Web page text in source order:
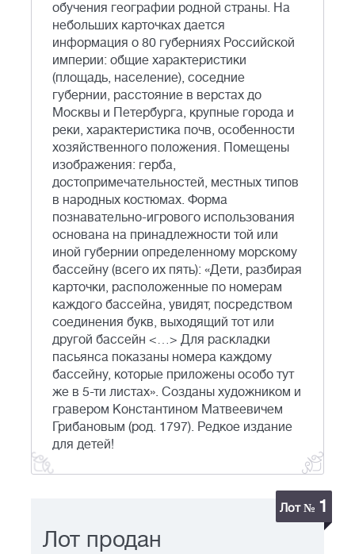
обучения географии родной страны. На
небольших карточках дается
информация о 80 губерниях Российской
империи: общие характеристики
(площадь, население), соседние
губернии, расстояние в верстах до
Москвы и Петербурга, крупные города и
реки, характеристика почв, особенности
хозяйственного положения. Помещены
изображения: герба,
достопримечательностей, местных типов
в народных костюмах. Форма
познавательно-игрового использования
основана на принадлежности той или
иной губернии определенному морскому
бассейну (всего их пять): «Дети, разбирая
карточки, расположенные по номерам
каждого бассейна, увидят, посредством
соединения букв, выходящий тот или
другой бассейн <…> Для раскладки
пасьянса показаны номера каждому
бассейну, которые приложены особо тут
же в 5-ти листах». Созданы художником и
гравером Константином Матвеевичем
Грибановым (род. 1797). Редкое издание
для детей!
Лот № 1
Лот продан